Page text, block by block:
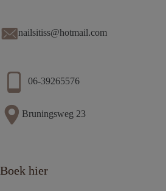
nailsitiss@hotmail.com
06-39265576
Bruningsweg 23
Boek hier